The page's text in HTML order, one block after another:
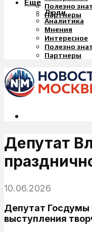
Полезно
Партнеры
Еще
Люди
Аналитика
Мнения
Интересное
Полезно
Партнеры
Депутат
10.06.2026
Депутат Госдумы
выступления